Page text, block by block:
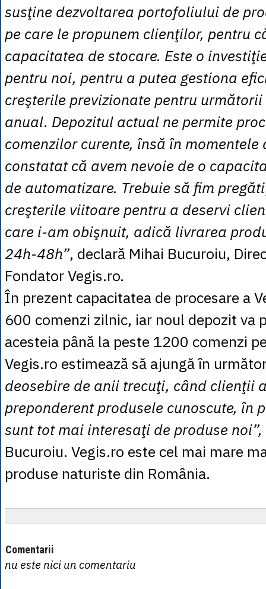
susţine dezvoltarea portofoliului de
pe care le propunem clienţilor, pentru
capacitatea de stocare. Este o
pentru noi, pentru a putea gestiona
creşterile previzionate pentru
anual. Depozitul actual ne permite
comenzilor curente, însă în momentele
constatat că avem nevoie de o
de automatizare. Trebuie să fim
creşterile viitoare pentru a deservi
care i-am obişnuit, adică livrarea
24h-48h”, declară Mihai Bucuroiu,
Fondator Vegis.ro.
În prezent capacitatea de procesare a
600 comenzi zilnic, iar noul depozit va
acesteia până la peste 1200 comenzi
Vegis.ro estimează să ajungă în
deosebire de anii trecuţi, când clienţii
preponderent produsele cunoscute, în
sunt tot mai interesaţi de produse noi”,
Bucuroiu. Vegis.ro este cel mai mare
produse naturiste din România.
Comentarii
nu este nici un comentariu